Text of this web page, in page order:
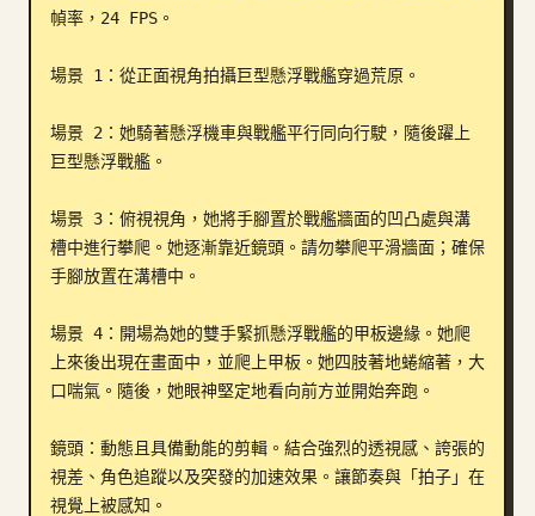
幀率，24 FPS。
場景 1：從正面視角拍攝巨型懸浮戰艦穿過荒原。
場景 2：她騎著懸浮機車與戰艦平行同向行駛，隨後躍上
巨型懸浮戰艦。
場景 3：俯視視角，她將手腳置於戰艦牆面的凹凸處與溝
槽中進行攀爬。她逐漸靠近鏡頭。請勿攀爬平滑牆面；確保
手腳放置在溝槽中。
場景 4：開場為她的雙手緊抓懸浮戰艦的甲板邊緣。她爬
上來後出現在畫面中，並爬上甲板。她四肢著地蜷縮著，大
口喘氣。隨後，她眼神堅定地看向前方並開始奔跑。
鏡頭：動態且具備動能的剪輯。結合強烈的透視感、誇張的
視差、角色追蹤以及突發的加速效果。讓節奏與「拍子」在
視覺上被感知。